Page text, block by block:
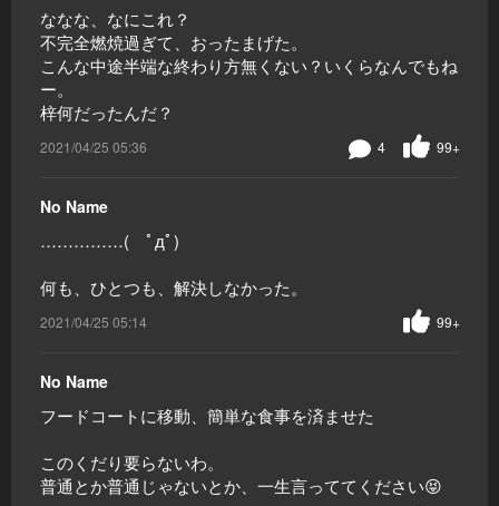
ななな、なにこれ？
不完全燃焼過ぎて、おったまげた。
こんな中途半端な終わり方無くない？いくらなんでもね
ー。
梓何だったんだ？
2021/04/25 05:36 99+
4
No Name
……………( ﾟдﾟ)
何も、ひとつも、解決しなかった。
2021/04/25 05:14 99+
No Name
フードコートに移動、簡単な食事を済ませた
このくだり要らないわ。
普通とか普通じゃないとか、一生言っててください😝